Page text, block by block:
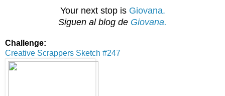
Your next stop isGiovana.
Siguen al blog de Giovana.
Challenge:
Creative Scrappers Sketch #247